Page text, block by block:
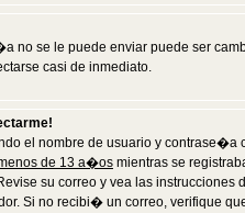
no se le puede enviar puede ser
casi de inmediato.
el nombre de usuario y
de 13 a�os mientras se
su correo y vea las
Si no recibi� un correo, verifique